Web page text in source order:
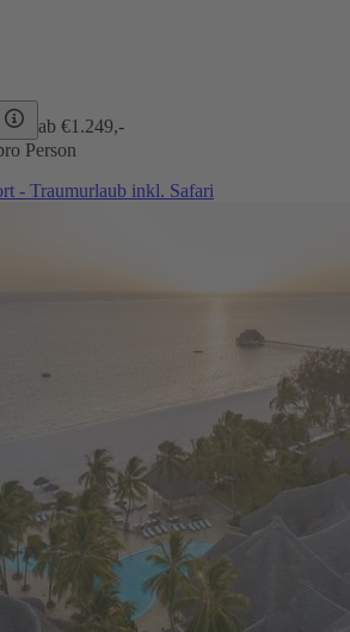
ab €1.249,-
Person
- Traumurlaub inkl. Safari